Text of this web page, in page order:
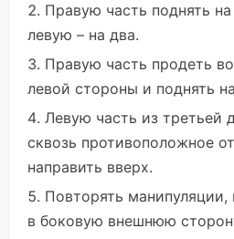
Правую часть поднять
левую – на два.
Правую часть продеть
левой стороны и поднять
Левую часть из третьей
сквозь противоположное
направить вверх.
Повторять
в боковую внешнюю